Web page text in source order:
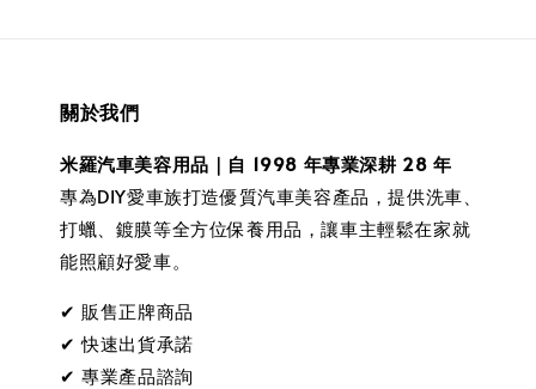
關於我們
米羅汽車美容用品｜自 1998 年專業深耕 28 年
專為DIY愛車族打造優質汽車美容產品，提供洗車、
打蠟、鍍膜等全方位保養用品，讓車主輕鬆在家就
能照顧好愛車。
✔ 販售正牌商品
✔ 快速出貨承諾
✔ 專業產品諮詢